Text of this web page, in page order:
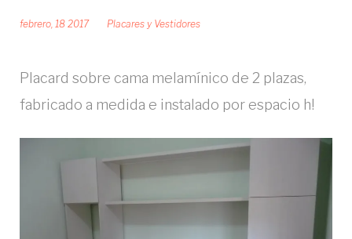
febrero, 18 2017 Placares y Vestidores
Placard sobre cama melamínico de 2 plazas,
fabricado a medida e instalado por espacio h!